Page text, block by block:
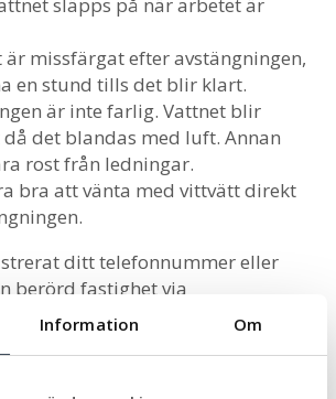
Information Om
släpps på när arbetet är
är missfärgat efter avstängningen,
en stund tills det blir klart.
är inte farlig. Vattnet blir
det blandas med luft. Annan
rost från ledningar.
bra att vänta med vittvätt direkt
ditt telefonnummer eller
berörd fastighet via
tjänst för